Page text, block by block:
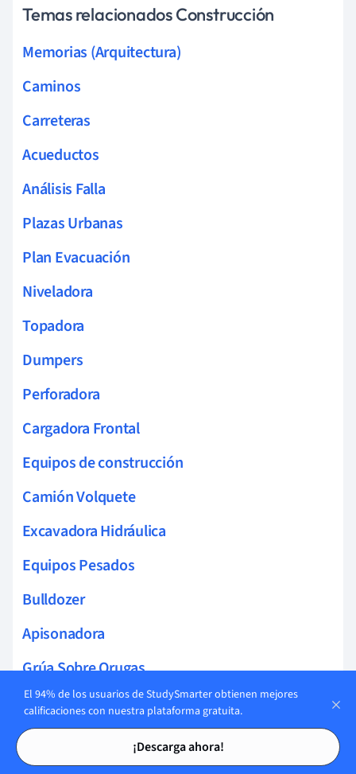
Tarjetas de estudio
Tarjetas de estudio
Temas relacionados Construcción
Memorias (Arquitectura)
Caminos
Carreteras
Acueductos
Análisis Falla
Plazas Urbanas
Plan Evacuación
Niveladora
Topadora
Dumpers
Perforadora
Cargadora Frontal
Equipos de construcción
Camión Volquete
Excavadora Hidráulica
Equipos Pesados
Bulldozer
Apisonadora
Grúa Sobre Orugas
Carretilla Elevadora
Depósito De Agua
El 94% de los usuarios de StudySmarter obtienen mejores
calificaciones con nuestra plataforma gratuita.
¡Descarga ahora!